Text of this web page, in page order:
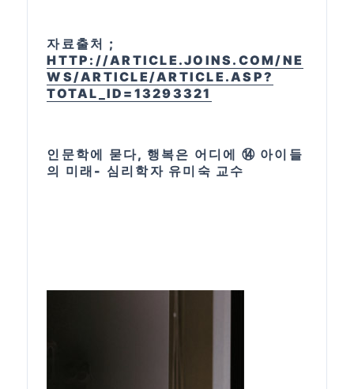
자료출처 ;
HTTP://ARTICLE.JOINS.COM/NE
WS/ARTICLE/ARTICLE.ASP?
TOTAL_ID=13293321
인문학에 묻다, 행복은 어디에 ⑭ 아이들
의 미래- 심리학자 유미숙 교수